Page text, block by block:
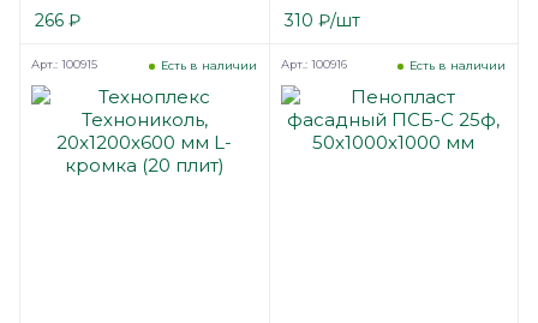
266 ₽ 310 ₽/шт
Есть в наличии
Арт.: 100915 Есть в наличии
Арт.: 100916